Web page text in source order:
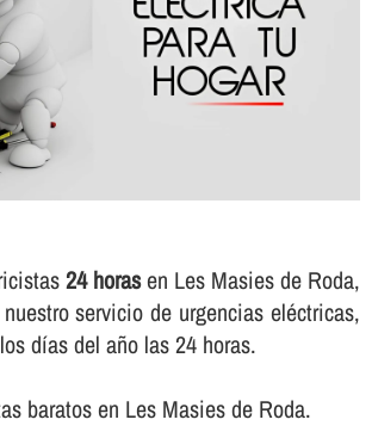
24 horasen Les Masies de Roda,
servicio de urgencias eléctricas,
dí­as del año las 24 horas.
baratos en Les Masies de Roda.